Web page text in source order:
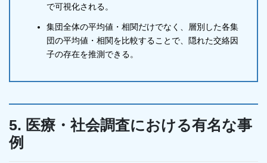
で可視化される。
集団全体の平均値・相関だけでなく、層別した各集
団の平均値・相関を比較することで、隠れた交絡因
子の存在を推測できる。
5. 医療・社会調査における有名な事
例